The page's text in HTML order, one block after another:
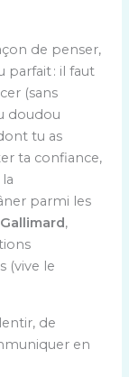
de penser,
parfait : il faut
(sans
doudou
tu as
ta confiance,
parmi les
Gallimard,
(vive le
de
en